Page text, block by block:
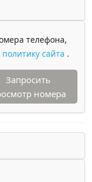
телефона,
сайта .
Запросить
номера